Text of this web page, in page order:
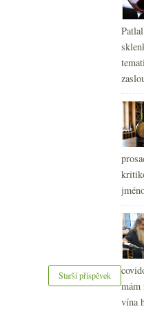
Starší příspěvek
mám
vína